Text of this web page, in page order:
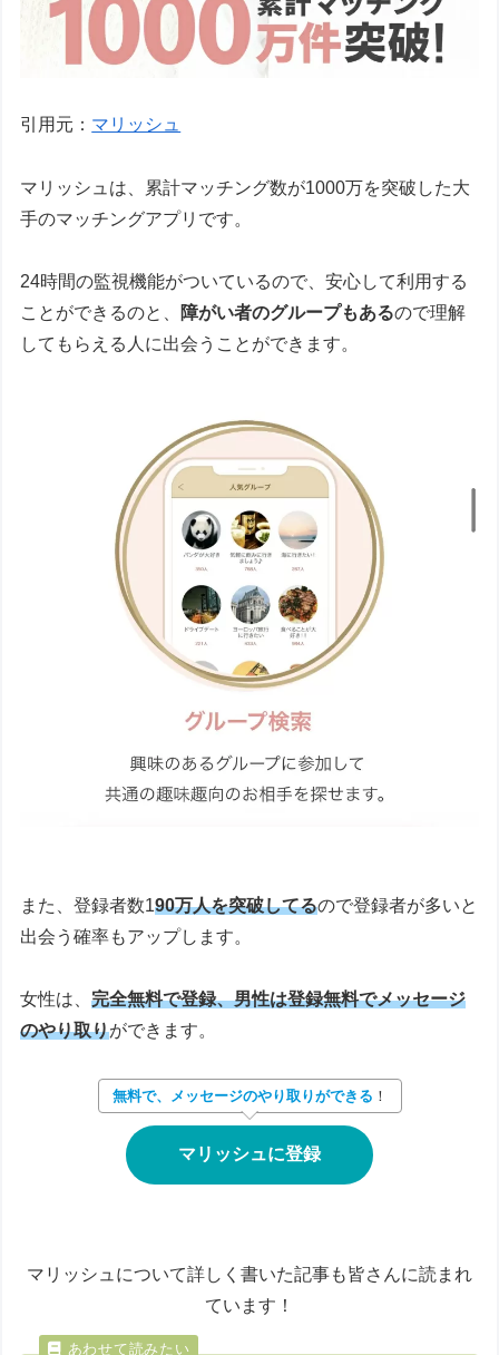
引用元： マリッシュ
マリッシュは、累計マッチング数が1000万を突破した大
手のマッチングアプリです。
24時間の監視機能がついているので、安心して利用する
ことができるのと、
障がい者のグループもあるので理解
してもらえる人に出会うことができます。
また、登録者数190万人を突破してるので登録者が多いと
出会う確率もアップします。
女性は、完全無料で登録、男性は登録無料でメッセージ
のやり取りができます。
無料で、 メッセージのやり取りができる ！
マリッシュに登録
マリッシュについて詳しく書いた記事も皆さんに読まれ
ています！